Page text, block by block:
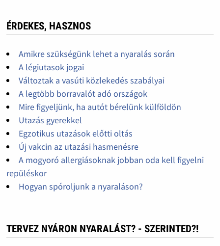
ÉRDEKES, HASZNOS
Amikre szükségünk lehet a nyaralás során
A légiutasok jogai
Változtak a vasúti közlekedés szabályai
A legtöbb borravalót adó országok
Mire figyeljünk, ha autót bérelünk külföldön
Utazás gyerekkel
Egzotikus utazások előtti oltás
Új vakcin az utazási hasmenésre
A mogyoró allergiásoknak jobban oda kell figyelni
repüléskor
Hogyan spóroljunk a nyaraláson?
TERVEZ NYÁRON NYARALÁST? - SZERINTED?!